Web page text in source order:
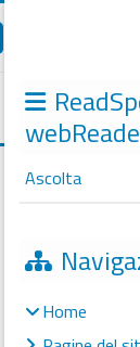
Blocchi
Ascolta
Home